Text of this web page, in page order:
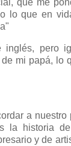
lo que en
inglés, pero
mi papá, lo
a nuestro
la historia
y de